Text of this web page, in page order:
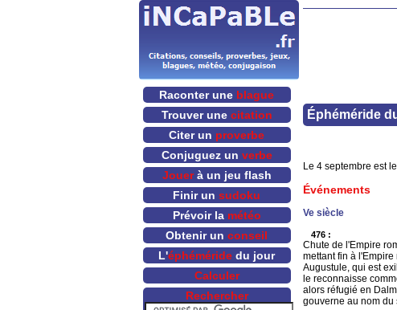
Éphéméride
Le 4 septembre est
Événements
Ve siècle
476 :
Chute de l'Empire
mettant fin à
Augustule, qui est
le reconnaisse
alors réfugié en
gouverne au nom du
Raconter une blague
Trouver une citation
Citer un proverbe
Conjuguez un verbe
Jouerà un jeu flash
Finir un sudoku
Prévoir la météo
Obtenir un conseil
L'éphéméride du jour
Calculer
Rechercher